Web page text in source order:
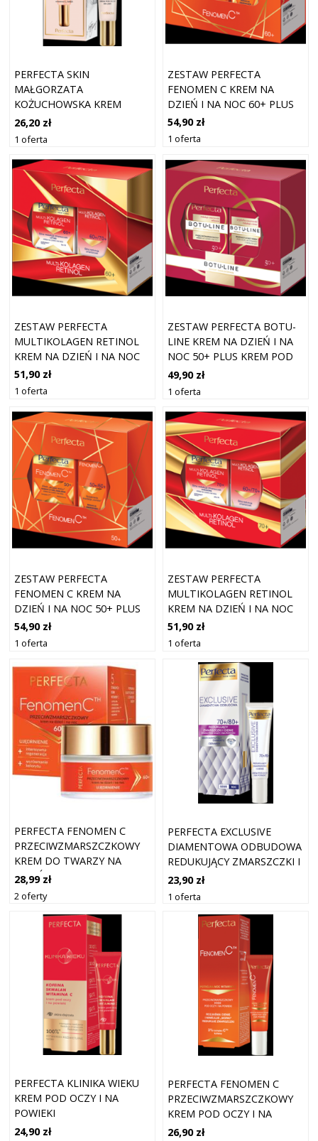
PERFECTA SKIN
MAŁGORZATA
KOŻUCHOWSKA KREM
LIFTINGUJĄCO-
ROZŚWIETLAJĄCY POD
26,20 zł
1 oferta
ZESTAW PERFECTA
FENOMEN C KREM NA
DZIEŃ I NA NOC 60+ PLUS
KREM POD OCZY
54,90 zł
1 oferta
ZESTAW PERFECTA
MULTIKOLAGEN RETINOL
KREM NA DZIEŃ I NA NOC
60+ PLUS KREM POD OCZY
51,90 zł
1 oferta
ZESTAW PERFECTA BOTU-
LINE KREM NA DZIEŃ I NA
NOC 50+ PLUS KREM POD
OCZY
49,90 zł
1 oferta
ZESTAW PERFECTA
FENOMEN C KREM NA
DZIEŃ I NA NOC 50+ PLUS
KREM POD OCZY
54,90 zł
1 oferta
ZESTAW PERFECTA
MULTIKOLAGEN RETINOL
KREM NA DZIEŃ I NA NOC
70+ PLUS KREM POD OCZY
51,90 zł
1 oferta
PERFECTA FENOMEN C
PRZECIWZMARSZCZKOWY
KREM DO TWARZY NA
DZIEŃ I NA NOC 60+ 50 ML
28,99 zł
2 oferty
PERFECTA EXCLUSIVE
DIAMENTOWA ODBUDOWA
REDUKUJĄCY ZMARSZCZKI I
CIENIE KREM POD OCZY I
NA POWIEKI
23,90 zł
1 oferta
PERFECTA KLINIKA WIEKU
KREM POD OCZY I NA
POWIEKI
24,90 zł
PERFECTA FENOMEN C
PRZECIWZMARSZCZKOWY
KREM POD OCZY I NA
POWIEKI
26,90 zł